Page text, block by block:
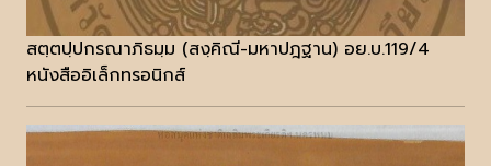
สตฺตปฺปกรณาภิธมฺม (สงฺคิณี-มหาปฎฐาน) อย.บ.119/4
หนังสืออิเล็กทรอนิกส์